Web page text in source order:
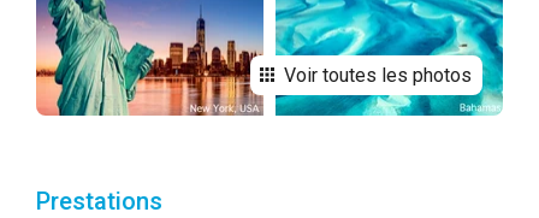
Voir toutes les photos
Prestations